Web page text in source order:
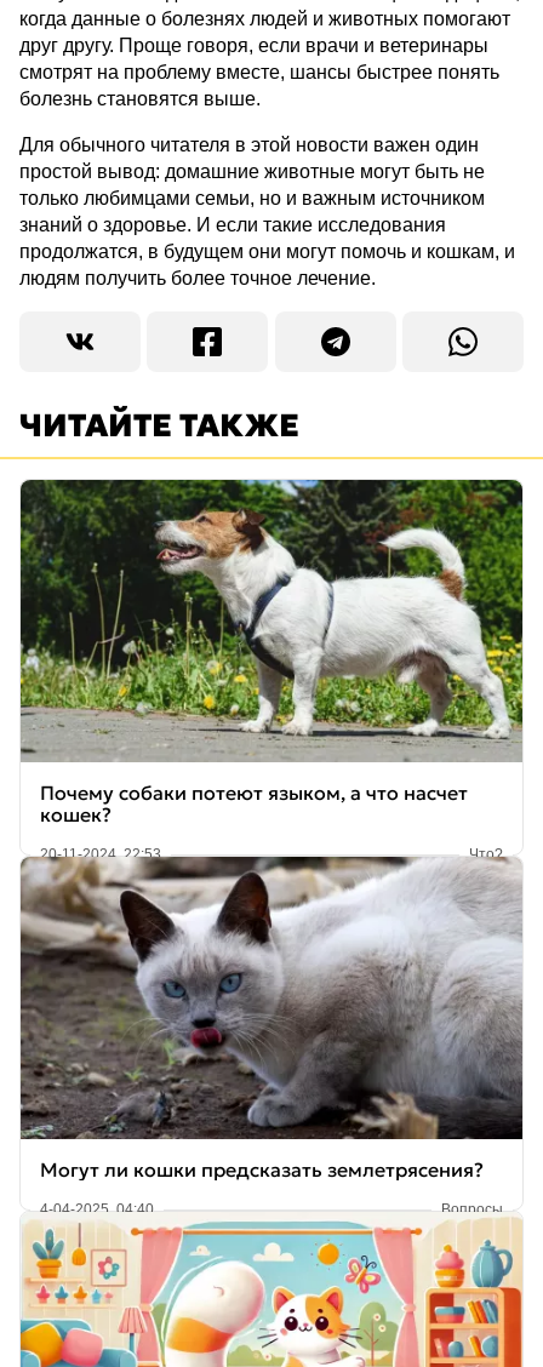
когда данные о болезнях людей и животных помогают
друг другу. Проще говоря, если врачи и ветеринары
смотрят на проблему вместе, шансы быстрее понять
болезнь становятся выше.
Для обычного читателя в этой новости важен один
простой вывод: домашние животные могут быть не
только любимцами семьи, но и важным источником
знаний о здоровье. И если такие исследования
продолжатся, в будущем они могут помочь и кошкам, и
людям получить более точное лечение.
ЧИТАЙТЕ ТАКЖЕ
Почему собаки потеют языком, а что насчет
кошек?
20-11-2024, 22:53 Что?
Могут ли кошки предсказать землетрясения?
4-04-2025, 04:40 Вопросы